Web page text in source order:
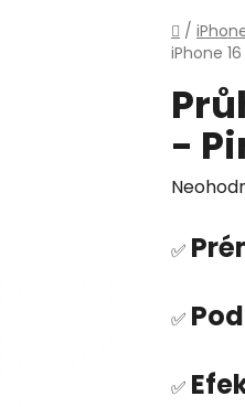
Domů
/
iPhone
-
0,0
✅
✅
✅